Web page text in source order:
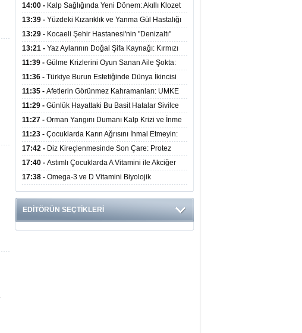
Düşürüyor: 40 Derecede Güvenli Sürüş Süresi 53
Dakikaya İniyor
14:00 - Kalp Sağlığında Yeni Dönem: Akıllı Klozet
Kapağı 30 Saniyede Ritim Bozukluğunu Tespit
Ediyor
13:39 - Yüzdeki Kızarıklık ve Yanma Gül Hastalığı
(Rozasea) Belirtisi Olabilir
13:29 - Kocaeli Şehir Hastanesi'nin "Denizaltı"
Görünümlü Ünitesi Hastalara Umut Oluyor
13:21 - Yaz Aylarının Doğal Şifa Kaynağı: Kırmızı
Meyveler Bağışıklığı ve Kalbi Koruyor
11:39 - Gülme Krizlerini Oyun Sanan Aile Şokta:
3,5 Yaşındaki Çocuk 8 Kez Felç Geçirdi
11:36 - Türkiye Burun Estetiğinde Dünya İkincisi
Oldu
11:35 - Afetlerin Görünmez Kahramanları: UMKE
Dev Kadrosuyla Görev Başında
11:29 - Günlük Hayattaki Bu Basit Hatalar Sivilce
Oluşumunu Tetikliyor
11:27 - Orman Yangını Dumanı Kalp Krizi ve İnme
Riskini Artırıyor
11:23 - Çocuklarda Karın Ağrısını İhmal Etmeyin:
Apandisit Habercisi Olabilir
17:42 - Diz Kireçlenmesinde Son Çare: Protez
Ameliyatı İle Yaşam Kalitesi Artıyor
17:40 - Astımlı Çocuklarda A Vitamini ile Akciğer
Hacmi Arasında Bağlantı Bulundu
17:38 - Omega-3 ve D Vitamini Biyolojik
Yaşlanmayı Yavaşlatabilir
EDİTÖRÜN SEÇTİKLERİ